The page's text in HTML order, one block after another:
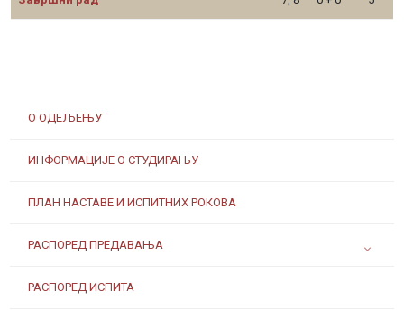
О ОДЕЉЕЊУ
ИНФОРМАЦИЈЕ О СТУДИРАЊУ
ПЛАН НАСТАВЕ И ИСПИТНИХ РОКОВА
РАСПОРЕД ПРЕДАВАЊА
РАСПОРЕД ИСПИТА